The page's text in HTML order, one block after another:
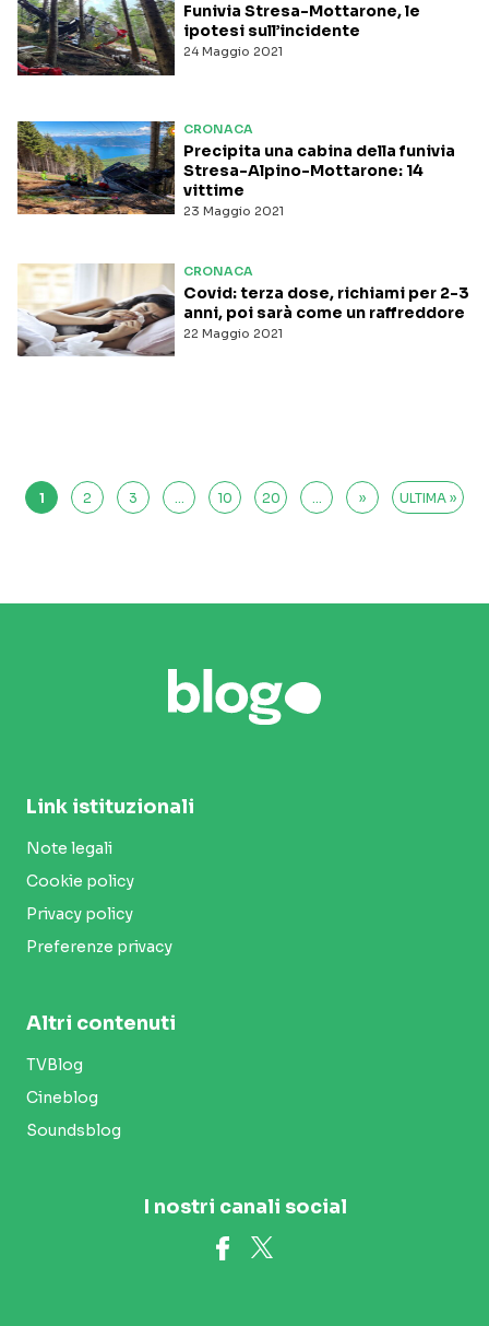
24 Maggio 2021
Funivia Stresa-Mottarone, le
ipotesi sull’incidente
CRONACA
23 Maggio 2021
Precipita una cabina della funivia
Stresa-Alpino-Mottarone: 14
vittime
CRONACA
22 Maggio 2021
Covid: terza dose, richiami per 2-3
anni, poi sarà come un raffreddore
1 2 3 10 20 » ULTIMA »
Link istituzionali
Note legali
Cookie policy
Privacy policy
Preferenze privacy
Altri contenuti
TVBlog
Cineblog
Soundsblog
I nostri canali social